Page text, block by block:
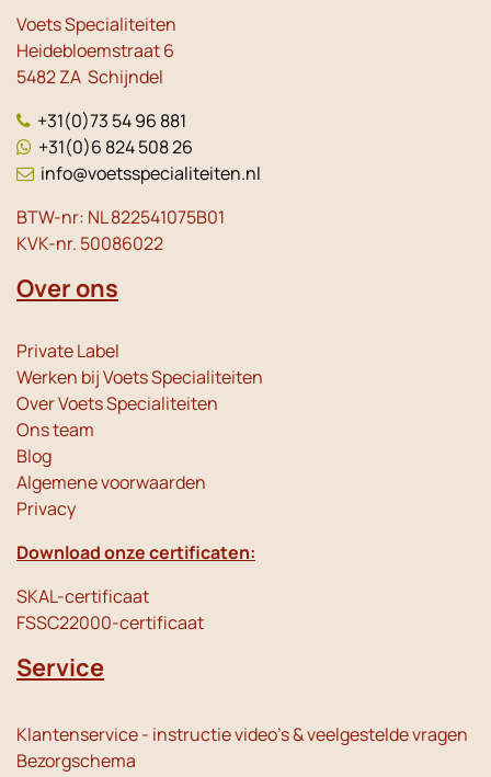
Voets Specialiteiten
Heidebloemstraat 6
5482 ZA Schijndel
+31(0)73 54 96 881
+31(0)6 824 508 26
info@voetsspecialiteiten.nl
BTW-nr: NL 822541075B01
KVK-nr. 50086022
Over ons
Private Label
Werken bij Voets Specialiteiten
Over Voets Specialiteiten
Ons team
Blog
Algemene voorwaarden
Privacy
Download onze certificaten:
SKAL-certificaat
FSSC22000-certificaat
Service
Klantenservice - instructie video's & veelgestelde vragen
Bezorgschema